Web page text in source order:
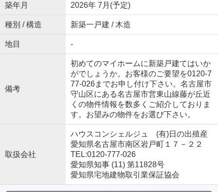
築年月 2026年 7月(予定)
種別 / 構造 新築一戸建 / 木造
地目 -
備考
初めてのマイホームに新築戸建てはいか
がでしょうか。お客様のご要望を0120-7
77-026までお申し付け下さい。名古屋市
守山区にある名古屋市営東山線藤が丘近
くの物件情報を数多くご紹介しておりま
す。お望みの物件をお選び下さい。
取扱会社
ハウスコンシェルジュ (有)日の出殖産
愛知県名古屋市南区岩戸町１７－２２
TEL:0120-777-026
愛知県知事 (11) 第11828号
愛知県宅地建物取引業保証協会